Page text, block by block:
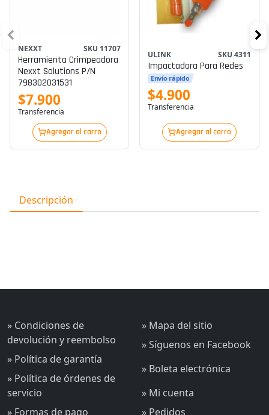
NEXXT SKU 11707
Herramienta Crimpeadora
Nexxt Solutions P/n
798302031531
$7.900
Transferencia
Agregar al carro
ULINK SKU 4311
Impactadora Para Redes
Envío rápido
$4.900
Transferencia
Agregar al carro
Descripción
» Condiciones de
devolución y reembolso
» Política de garantía
» Política de órdenes de
servicio
» Formas de pago
» Mapa del sitio
» Síguenos en Facebook
» Boleta electrónica
» Mi cuenta
» Pedidos